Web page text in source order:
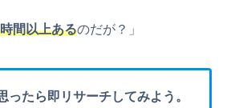
間以上あるのだが？」
ったら即リサーチしてみよう。